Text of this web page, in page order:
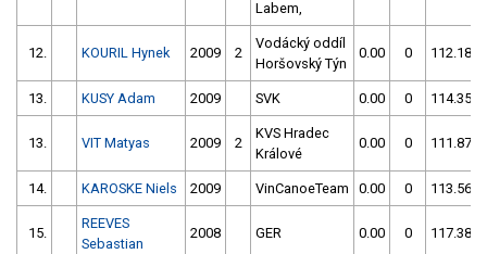
Labem,
12. KOURIL Hynek 2009 2
Vodácký oddíl
Horšovský Týn
0.00 0 112.18
13. KUSY Adam 2009 SVK 0.00 0 114.35
13. VIT Matyas 2009 2
KVS Hradec
Králové
0.00 0 111.87
14. KAROSKE Niels 2009 VinCanoeTeam 0.00 0 113.56
15.
REEVES
Sebastian
2008 GER 0.00 0 117.38